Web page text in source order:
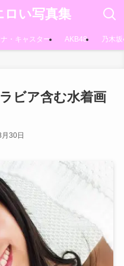
ロい写真集
・キャスター AKB48 乃木
ビア含む水着画
30日